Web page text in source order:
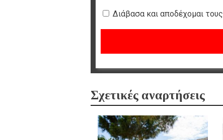
Διάβασα και αποδέχομαι τους
Σχετικές αναρτήσεις